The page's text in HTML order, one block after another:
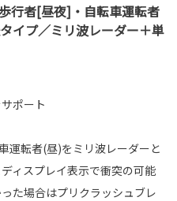
行者[昼夜]・自転車運転者
イプ／ミリ波レーダー＋単
ポート
運転者(昼)をミリ波レーダーと
ィスプレイ表示で衝突の可能
た場合はプリクラッシュブレ